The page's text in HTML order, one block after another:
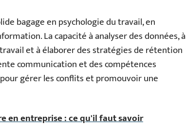
bagage en psychologie du travail, en
La capacité à analyser des données, à
et à élaborer des stratégies de rétention
communication et des compétences
gérer les conflits et promouvoir une
en entreprise : ce qu'il faut savoir